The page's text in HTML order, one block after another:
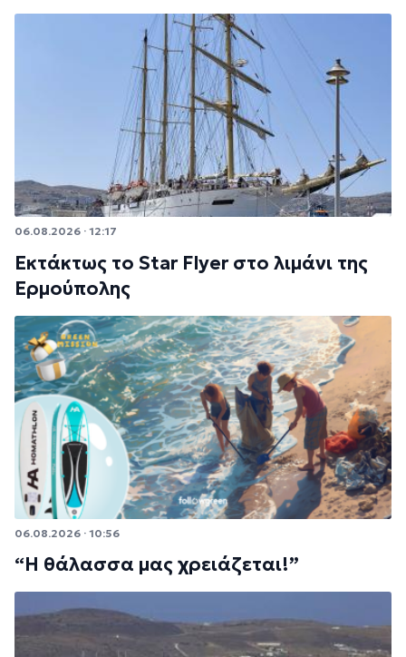
06.08.2026 · 12:17
Εκτάκτως το Star Flyer στο λιμάνι της
Ερμούπολης
06.08.2026 · 10:56
“Η θάλασσα μας χρειάζεται!”